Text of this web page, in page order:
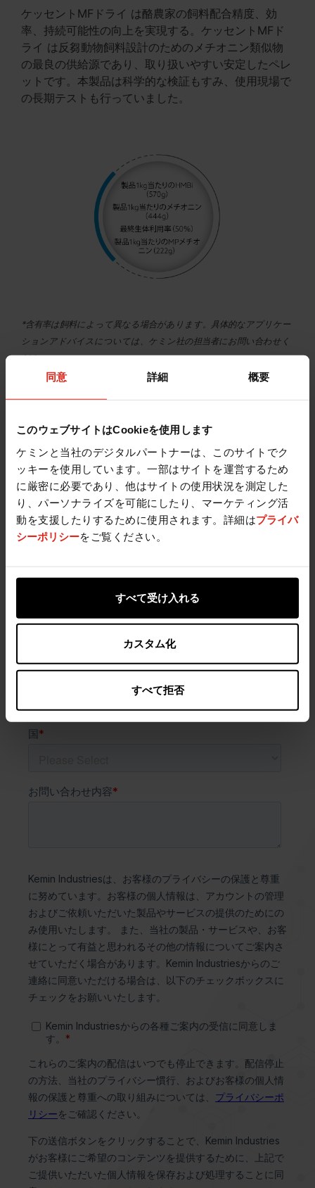
同意 詳細 概要
このウェブサイトはCookieを使用します
ケミンと当社のデジタルパートナーは、このサイトでク
ッキーを使用しています。一部はサイトを運営するため
に厳密に必要であり、他はサイトの使用状況を測定した
り、パーソナライズを可能にしたり、マーケティング活
動を支援したりするために使用されます。詳細はプライバ
シーポリシーをご覧ください。
すべて受け入れる
カスタム化
すべて拒否
ケッセントMFドライ は酪農家の飼料配合精度、効
率、持続可能性の向上を実現する。ケッセントMFド
ライ は反芻動物飼料設計のためのメチオニン類似物
の最良の供給源であり、取り扱いやすい安定したペレ
ットです。本製品は科学的な検証もすみ、使用現場で
の長期テストも行っていました。
*含有率は飼料によって異なる場合があります。具体的なアプリケー
ションアドバイスについては、ケミン社の担当者にお問い合わせく
ださい。
ケッセント に関して何か質問が
ございますか？